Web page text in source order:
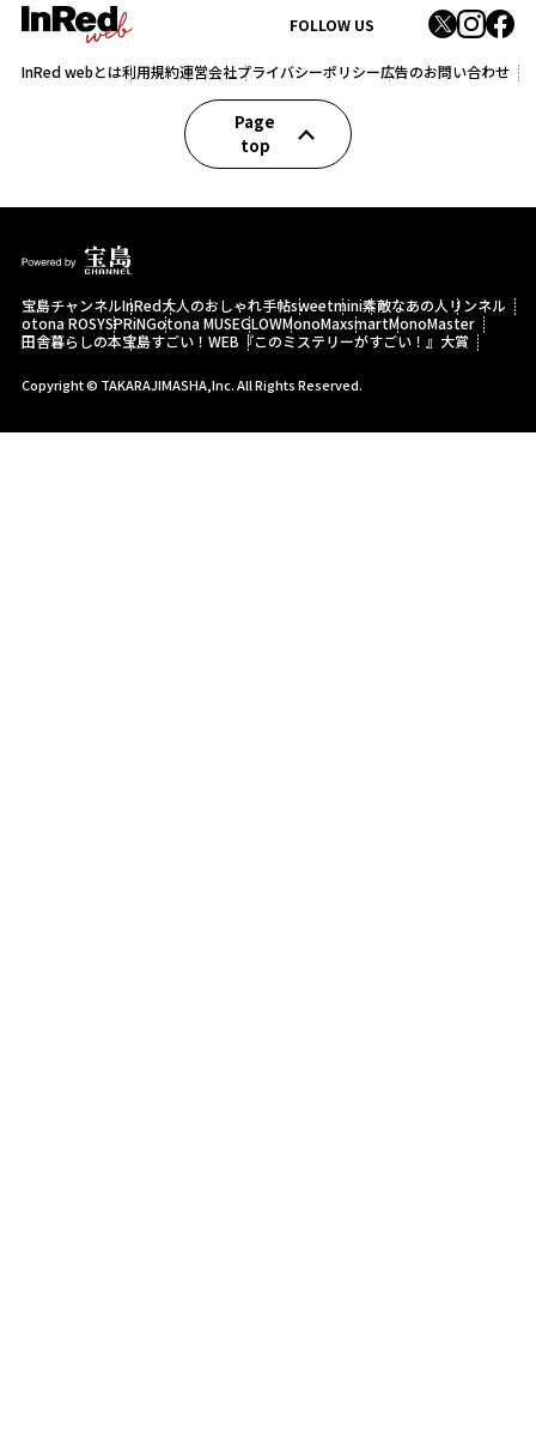
FOLLOW US
InRed webとは利用規約運営会社プライバシーポリシー広告のお問い合わせ
Page
top
宝島チャンネルInRed大人のおしゃれ手帖sweetmini素敵なあの人 リンネル
otona ROSYSPRiNGotona MUSEGLOWMonoMaxsmartMonoMaster
田舎暮らしの本宝島すごい！WEB 『このミステリーがすごい！』大賞
Copyright © TAKARAJIMASHA,Inc. All Rights Reserved.